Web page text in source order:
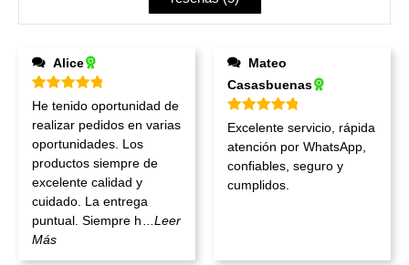
Alice
Valorado en 5 de 5
He tenido oportunidad de
realizar pedidos en varias
oportunidades. Los
productos siempre de
excelente calidad y
cuidado. La entrega
puntual. Siempre h
...Leer
Más
Casasbuenas
Valorado en 5 de 5
Excelente servicio, rápida
atención por WhatsApp,
confiables, seguro y
cumplidos.